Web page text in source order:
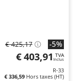
€ 425,17 -5%
€ 403,91 TVA
Inclus
R-33
€ 336,59 Hors taxes (HT)